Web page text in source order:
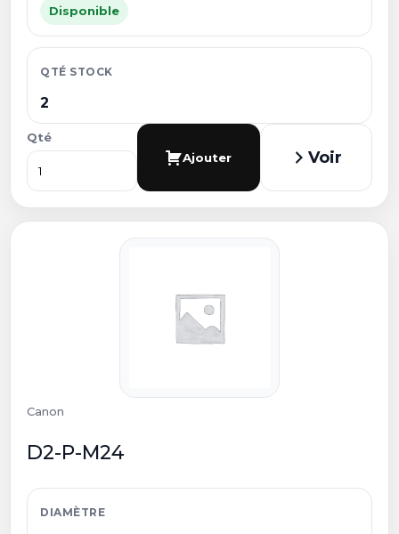
Disponible
QTÉ STOCK
2
Qté
Ajouter
Voir
Canon
D2-P-M24
DIAMÈTRE